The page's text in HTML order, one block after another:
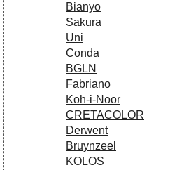
Bianyo
Sakura
Uni
Conda
BGLN
Fabriano
Koh-i-Noor
CRETACOLOR
Derwent
Bruynzeel
KOLOS